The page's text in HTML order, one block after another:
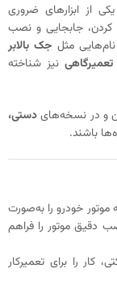
یکی از ابزارهای ضروری
کردن، جابجایی و نصب
مثل جک بالابر
نیز شناخته
دستی،
باشند.
خودرو را به‌صورت
دقیق موتور را فراهم
را برای تعمیرکار